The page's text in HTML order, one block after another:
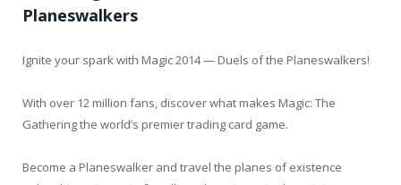
Planeswalkers
Ignite your spark with Magic 2014 — Duels of the Planeswalkers!
With over 12 million fans, discover what makes Magic: The
Gathering the world’s premier trading card game.
Become a Planeswalker and travel the planes of existence